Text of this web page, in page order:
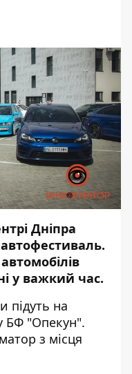
Дніпра
у важкий час.
підуть на
БФ "Опекун".
з місця